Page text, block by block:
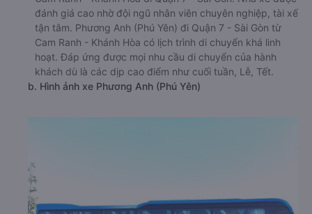
đánh giá cao nhờ đội ngũ nhân viên chuyên nghiệp, tài xế
tận tâm. Phương Anh (Phú Yên) đi Quận 7 - Sài Gòn từ
Cam Ranh - Khánh Hòa có lịch trình di chuyển khá linh
hoạt. Đáp ứng được mọi nhu cầu di chuyển của hành
khách dù là các dịp cao điểm như cuối tuần, Lễ, Tết.
b. Hình ảnh xe Phương Anh (Phú Yên)